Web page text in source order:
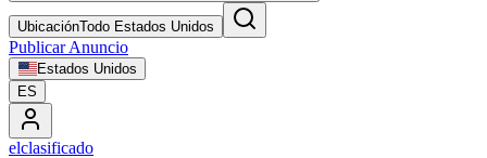
UbicaciónTodo Estados Unidos
Publicar Anuncio
Estados Unidos
ES
elclasificado